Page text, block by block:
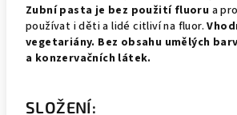
Zubní pasta je bez použití fluoru a
používat i děti a lidé citliví na fluor.
vegetariány. Bez obsahu umělých
a konzervačních látek.
SLOŽENÍ: